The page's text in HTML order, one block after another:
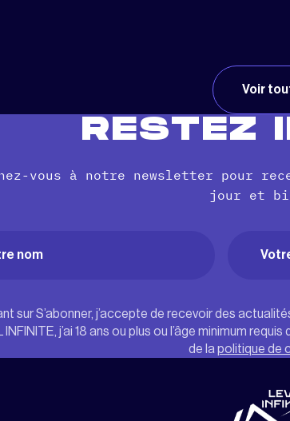
Voir
RESTEZ
vous à notre newsletter pour
jour et
sur S’abonner, j’accepte de recevoir des
INFINITE, j’ai 18 ans ou plus ou l’âge minimum
de la politique de